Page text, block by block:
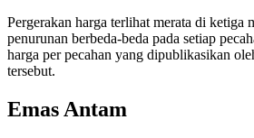
Pergerakan harga terlihat merata di ketiga
penurunan berbeda-beda pada setiap
harga per pecahan yang dipublikasikan
tersebut.
Emas Antam